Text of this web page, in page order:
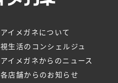
アイメガネについて
視生活のコンシェルジュ
アイメガネからのニュース
各店舗からのお知らせ